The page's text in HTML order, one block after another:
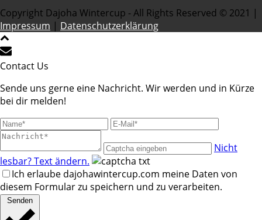
Copyright Dajoha Wintercup - All Rights Reserved © 2021 |
Impressum | Datenschutzerklärung
Contact Us
Sende uns gerne eine Nachricht. Wir werden und in Kürze
bei dir melden!
Nicht
lesbar? Text ändern.
Ich erlaube dajohawintercup.com meine Daten von
diesem Formular zu speichern und zu verarbeiten.
Senden